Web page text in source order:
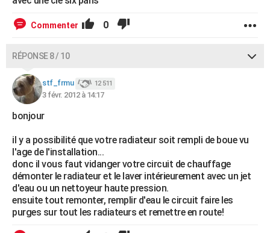
Commenter 0
RÉPONSE 8 / 10
stf_frmu 12 511
3 févr. 2012 à 14:17
bonjour
il y a possibilité que votre radiateur soit rempli de boue vu
l'age de l'installation...
donc il vous faut vidanger votre circuit de chauffage
démonter le radiateur et le laver intérieurement avec un jet
d'eau ou un nettoyeur haute pression.
ensuite tout remonter, remplir d'eau le circuit faire les
purges sur tout les radiateurs et remettre en route!